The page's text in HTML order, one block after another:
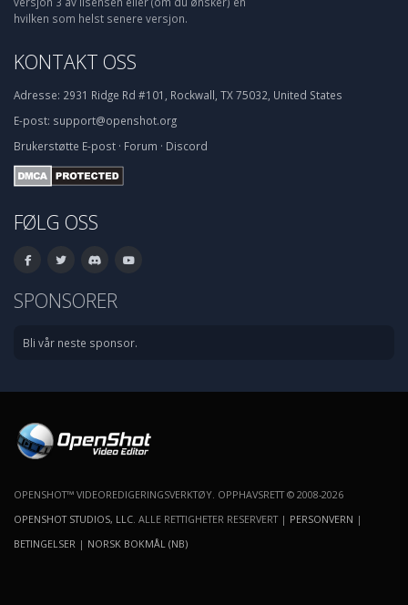
hvilken som helst senere versjon.
KONTAKT OSS
Adresse: 2931 Ridge Rd #101, Rockwall, TX 75032, United States
E-post: support@openshot.org
Brukerstøtte E-post · Forum · Discord
FØLG OSS
SPONSORER
Bli vår neste sponsor.
OPENSHOT™ VIDEOREDIGERINGSVERKTØY. OPPHAVSRETT © 2008-2026
OPENSHOT STUDIOS, LLC . ALLE RETTIGHETER RESERVERT | PERSONVERN |
BETINGELSER | NORSK BOKMÅL (NB)